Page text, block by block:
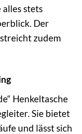
stets
Der
zudem
Henkeltasche
Sie bietet
und lässt sich